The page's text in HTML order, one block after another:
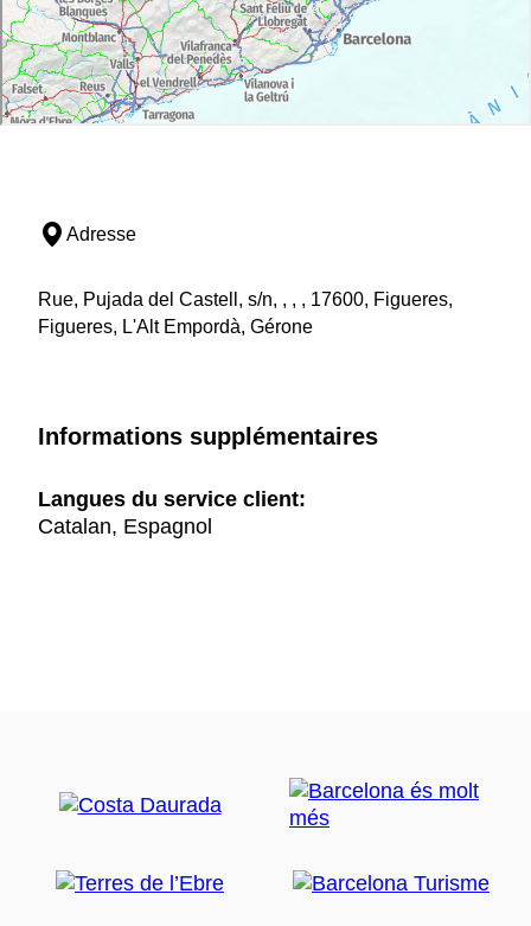
Adresse
Rue, Pujada del Castell, s/n, , , , 17600, Figueres,
Figueres, L'Alt Empordà, Gérone
Informations supplémentaires
Langues du service client:
Catalan, Espagnol